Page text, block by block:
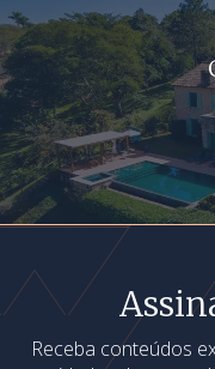
Receba conteúdos